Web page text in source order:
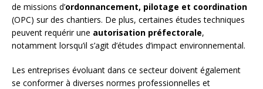
de missions d’ordonnancement, pilotage et coordination
(OPC) sur des chantiers. De plus, certaines études techniques
peuvent requérir une autorisation préfectorale,
notamment lorsqu’il s’agit d’études d’impact environnemental.
Les entreprises évoluant dans ce secteur doivent également
se conformer à diverses normes professionnelles et